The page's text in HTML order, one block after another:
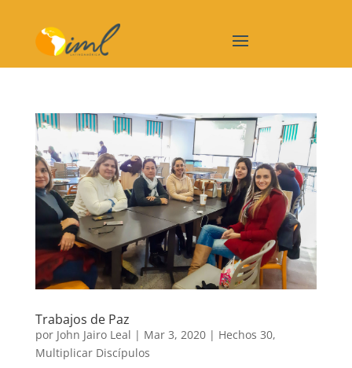
Trabajos de Paz
por John Jairo Leal | Mar 3, 2020| Hechos 30,
Multiplicar Discípulos